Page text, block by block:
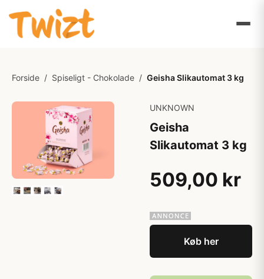
Forside / Spiseligt - Chokolade / Geisha Slikautomat 3 kg
UNKNOWN
Geisha
Slikautomat 3 kg
509,00 kr
Køb her